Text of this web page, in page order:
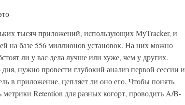
тысяч приложений, использующих MyTracker, и
на базе 556 миллионов установок. На них можно
ли у вас дела лучше или хуже, чем у других.
нужно провести глубокий анализ первой сессии и
в приложение, цепляет ли оно его. Чтобы понять
метрики Retention для разных когорт, проводить A/B-